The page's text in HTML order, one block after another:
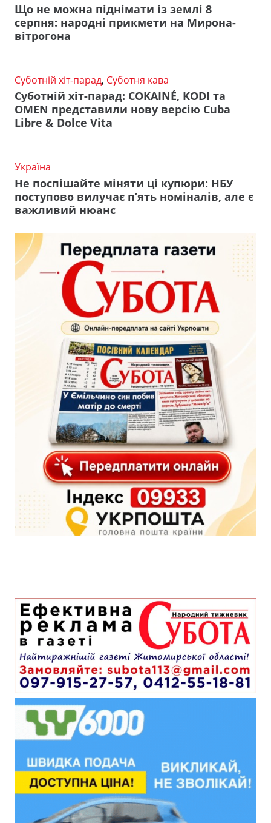
Що не можна піднімати із землі 8
серпня: народні прикмети на Мирона-
вітрогона
Суботній хіт-парад, Суботня кава
Суботній хіт-парад: COKAINÉ, KODI та
OMEN представили нову версію Cuba
Libre & Dolce Vita
Україна
Не поспішайте міняти ці купюри: НБУ
поступово вилучає п’ять номіналів, але є
важливий нюанс